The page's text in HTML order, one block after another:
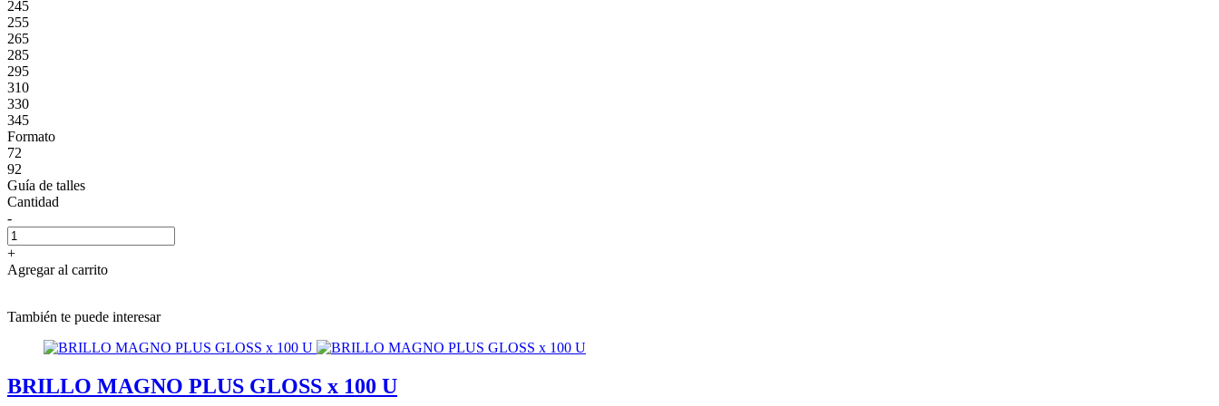
245
255
265
285
295
310
330
345
Formato
72
92
Guía de talles
Cantidad
-
+
Agregar al carrito
También te puede interesar
BRILLO MAGNO PLUS GLOSS x 100 U